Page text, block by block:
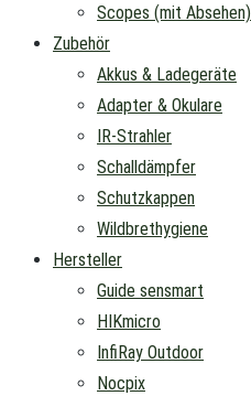
Scopes (mit Absehen)
Zubehör
Akkus & Ladegeräte
Adapter & Okulare
IR-Strahler
Schalldämpfer
Schutzkappen
Wildbrethygiene
Hersteller
Guide sensmart
HIKmicro
InfiRay Outdoor
Nocpix